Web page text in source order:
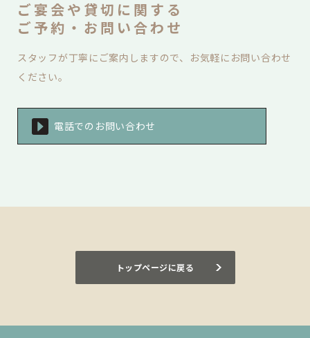
ご宴会や貸切に関する
ご予約・お問い合わせ
スタッフが丁寧にご案内しますので、お気軽にお問い合わせ
ください。
電話でのお問い合わせ
トップページに戻る